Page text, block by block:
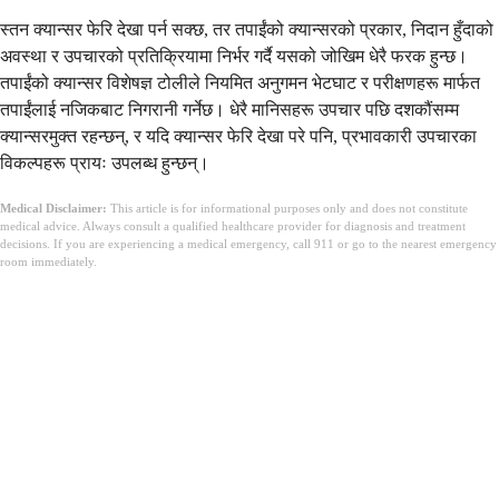
स्तन क्यान्सर फेरि देखा पर्न सक्छ, तर तपाईंको क्यान्सरको प्रकार, निदान हुँदाको
अवस्था र उपचारको प्रतिक्रियामा निर्भर गर्दै यसको जोखिम धेरै फरक हुन्छ।
तपाईंको क्यान्सर विशेषज्ञ टोलीले नियमित अनुगमन भेटघाट र परीक्षणहरू मार्फत
तपाईंलाई नजिकबाट निगरानी गर्नेछ। धेरै मानिसहरू उपचार पछि दशकौंसम्म
क्यान्सरमुक्त रहन्छन्, र यदि क्यान्सर फेरि देखा परे पनि, प्रभावकारी उपचारका
विकल्पहरू प्रायः उपलब्ध हुन्छन्।
Medical Disclaimer: This article is for informational purposes only and does not constitute
medical advice. Always consult a qualified healthcare provider for diagnosis and treatment
decisions. If you are experiencing a medical emergency, call 911 or go to the nearest emergency
room immediately.